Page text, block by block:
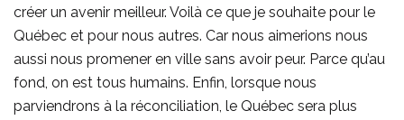
créer un avenir meilleur. Voilà ce que je souhaite pour le
Québec et pour nous autres. Car nous aimerions nous
aussi nous promener en ville sans avoir peur. Parce qu’au
fond, on est tous humains. Enfin, lorsque nous
parviendrons à la réconciliation, le Québec sera plus